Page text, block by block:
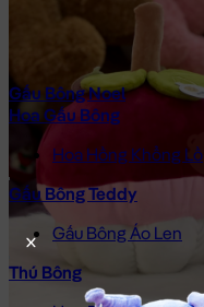
Gấu Bông Noel
Hoa Gấu Bông
Hoa Hồng Khổng Lồ
Gấu Bông Teddy
Gấu Bông Áo Len
Thú Bông